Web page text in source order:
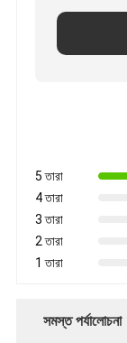
5 তারা
4 তারা
3 তারা
2 তারা
1 তারা
সমস্ত পর্যালোচনা